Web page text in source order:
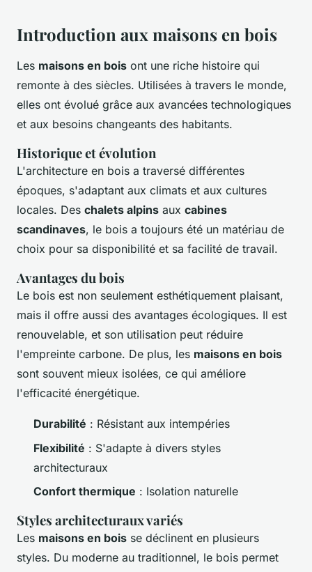
Introduction aux maisons en bois
Les maisons en bois ont une riche histoire qui
remonte à des siècles. Utilisées à travers le monde,
elles ont évolué grâce aux avancées technologiques
et aux besoins changeants des habitants.
Historique et évolution
L'architecture en bois a traversé différentes
époques, s'adaptant aux climats et aux cultures
locales. Des chalets alpins aux cabines
scandinaves, le bois a toujours été un matériau de
choix pour sa disponibilité et sa facilité de travail.
Avantages du bois
Le bois est non seulement esthétiquement plaisant,
mais il offre aussi des avantages écologiques. Il est
renouvelable, et son utilisation peut réduire
l'empreinte carbone. De plus, les maisons en bois
sont souvent mieux isolées, ce qui améliore
l'efficacité énergétique.
Durabilité : Résistant aux intempéries
Flexibilité : S'adapte à divers styles
architecturaux
Confort thermique : Isolation naturelle
Styles architecturaux variés
Les maisons en bois se déclinent en plusieurs
styles. Du moderne au traditionnel, le bois permet